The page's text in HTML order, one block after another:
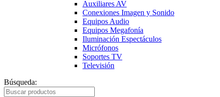
Auxiliares AV
Conexiones Imagen y Sonido
Equipos Audio
Equipos Megafonía
Iluminación Espectáculos
Micrófonos
Soportes TV
Televisión
Búsqueda: